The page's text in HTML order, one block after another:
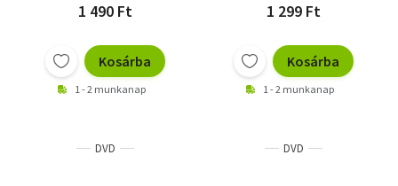
1 490 Ft
Kosárba
1 - 2 munkanap
1 299 Ft
Kosárba
1 - 2 munkanap
DVD DVD